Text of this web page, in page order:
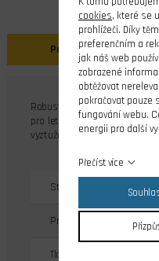
Popis
Robustní vrtule pro spalovací
pro letouny první a druhé
vyztuženého skelným
Stoupání [m]
Průměr vrtule [mm]
Tloušťka středu [mm]
cookies, které se
prohlížeči. Díky
preferenčním a
jak náš web
zobrazené
obtěžovat
pokračovat pouze
fungování webu.
energii pro další
Přečíst více